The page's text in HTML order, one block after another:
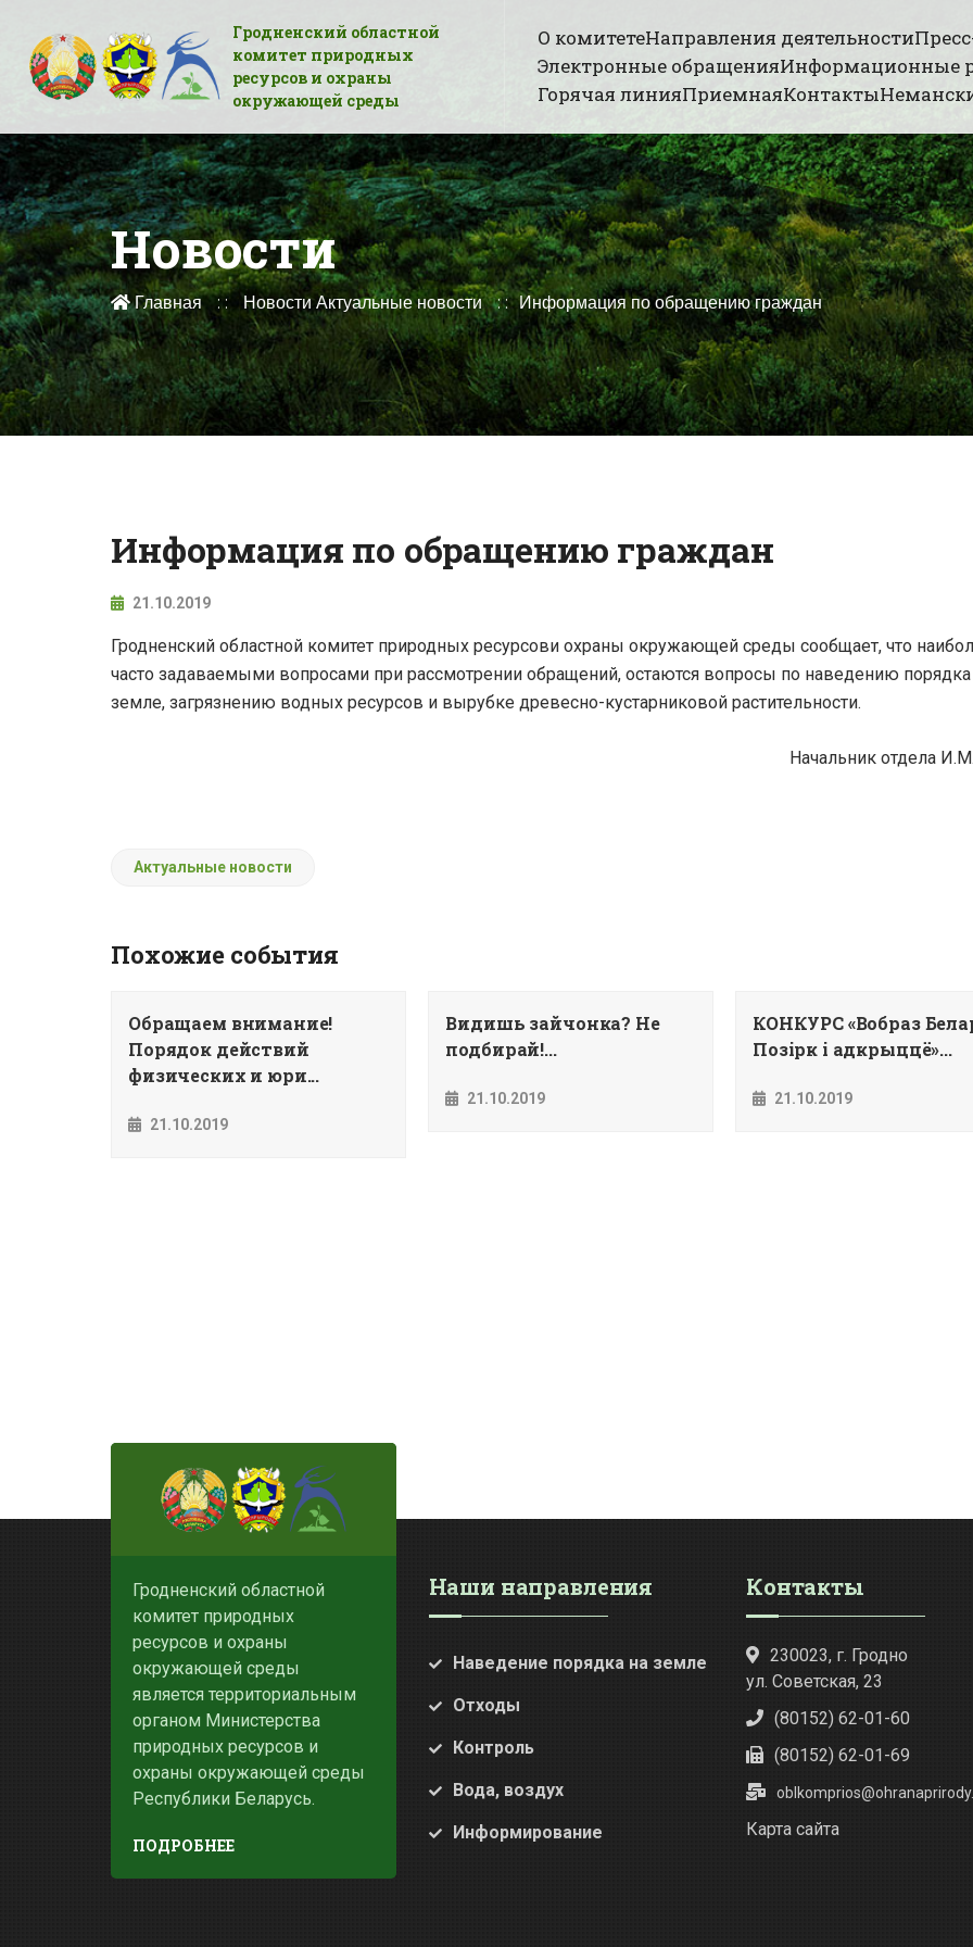
Гродненский областной
комитет природных
ресурсов и охраны
окружающей среды
О комитетеНаправления деятельности
Электронные обращенияИнформационные
Горячая линияПриемнаяКонтакты
Новости
Главная НовостиАктуальные новости Информация по обращению граждан
Информация по обращению граждан
21.10.2019
Гродненский областной комитет природных ресурсови охраны окружающей среды сообщает, что
часто задаваемыми вопросами при рассмотрении обращений, остаются вопросы по наведению порядка
земле, загрязнению водных ресурсов и вырубке древесно-кустарниковой растительности.
Начальник отдела
Актуальные новости
Похожие события
Обращаем внимание!
Порядок действий
физических и юри...
21.10.2019
Видишь зайчонка? Не
подбирай!...
21.10.2019
КОНКУРС «Вобраз
Позiрк i адкрыццё»...
21.10.2019
КОНКУРС «Вобраз
консервации
скважин
Обращаем
Гродненский областной
комитет природных
ресурсов и охраны
окружающей среды
является территориальным
органом Министерства
природных ресурсов и
охраны окружающей среды
Республики Беларусь.
ПОДРОБНЕЕ
Наши направления
Наведение порядка на земле
Отходы
Контроль
Вода, воздух
Информирование
Контакты
230023, г. Гродно
ул. Советская, 23
(80152) 62-01-60
(80152) 62-01-69
Карта сайта